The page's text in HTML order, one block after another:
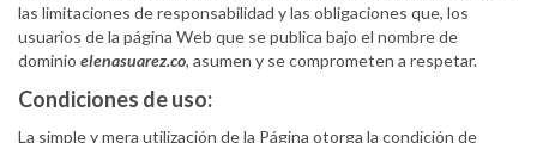
las limitaciones de responsabilidad y las obligaciones que, los
usuarios de la página Web que se publica bajo el nombre de
dominio elenasuarez.co, asumen y se comprometen a respetar.
Condiciones de uso:
La simple y mera utilización de la Página otorga la condición de